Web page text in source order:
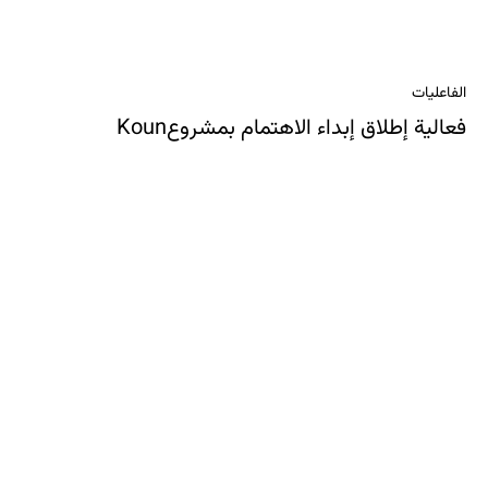
الفاعليات
فعالية إطلاق إبداء الاهتمام بمشروعKoun